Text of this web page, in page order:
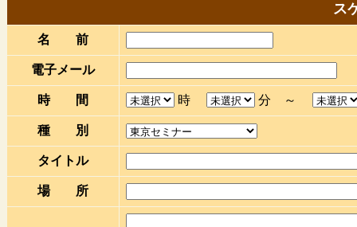
ス
名 前
電子メール
時 間 時 分 ～
種 別
タイトル
場 所